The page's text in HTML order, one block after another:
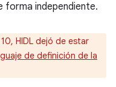
forma independiente.
HIDL dejó de estar
de definición de la